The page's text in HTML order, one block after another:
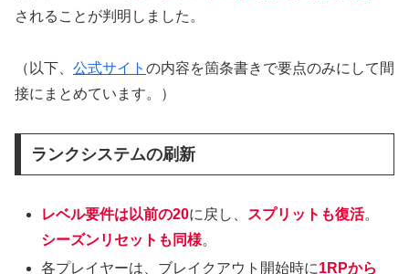
されることが判明しました。
（以下、 公式サイト の内容を箇条書きで要点のみにして間
接にまとめています。）
ランクシステムの刷新
レベル要件は以前の20に戻し、 スプリットも復活。
シーズンリセットも同様。
各プレイヤーは、ブレイクアウト開始時に1RPから